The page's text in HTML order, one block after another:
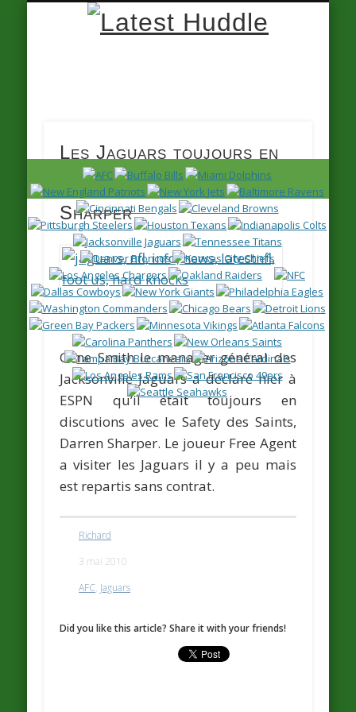
Les Jaguars toujours en
contact avec Darren
Sharper
Gene Smithle manager général des
Jacksonville Jaguars a déclaré hier à
ESPN qu’il était toujours en
discutions avec le Safety des Saints,
Darren Sharper. Le joueur Free Agent
a visiter les Jaguars il y a peu mais
est repartis sans contrat.
Richard
3 mai 2010
AFC, Jaguars
Did you like this article? Share it with your friends!